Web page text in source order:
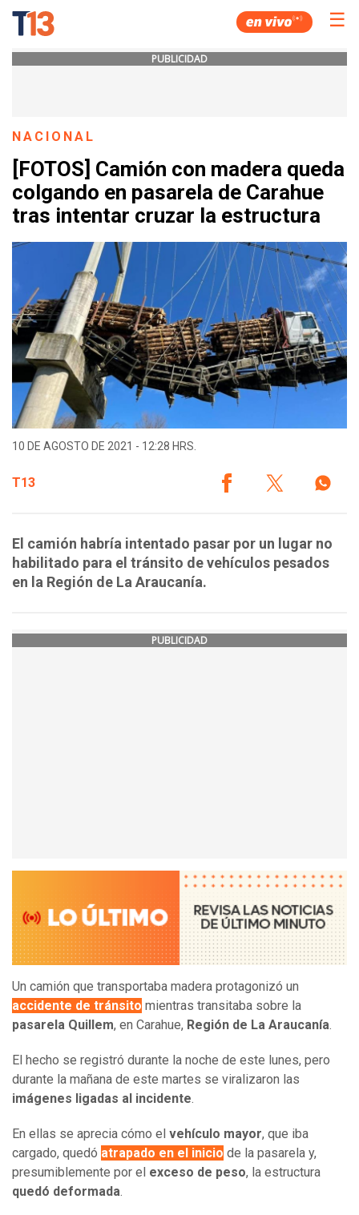
☰
PUBLICIDAD
NACIONAL
[FOTOS] Camión con madera queda
colgando en pasarela de Carahue
tras intentar cruzar la estructura
10 DE AGOSTO DE 2021 - 12:28 HRS.
T13
El camión habría intentado pasar por un lugar no
habilitado para el tránsito de vehículos pesados
en la Región de La Araucanía.
PUBLICIDAD
Un camión que transportaba madera protagonizó un
accidente de tránsito mientras transitaba sobre la
pasarela Quillem, en Carahue, Región de La Araucanía.
El hecho se registró durante la noche de este lunes, pero
durante la mañana de este martes se viralizaron las
imágenes ligadas al incidente.
En ellas se aprecia cómo el vehículo mayor, que iba
cargado, quedó atrapado en el inicio de la pasarela y,
presumiblemente por el exceso de peso, la estructura
quedó deformada.